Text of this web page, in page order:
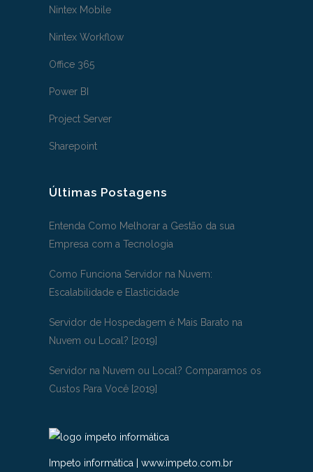
Nintex Mobile
Nintex Workflow
Office 365
Power BI
Project Server
Sharepoint
Últimas Postagens
Entenda Como Melhorar a Gestão da sua
Empresa com a Tecnologia
Como Funciona Servidor na Nuvem:
Escalabilidade e Elasticidade
Servidor de Hospedagem é Mais Barato na
Nuvem ou Local? [2019]
Servidor na Nuvem ou Local? Comparamos os
Custos Para Você [2019]
Impeto informática www.impeto.com.br